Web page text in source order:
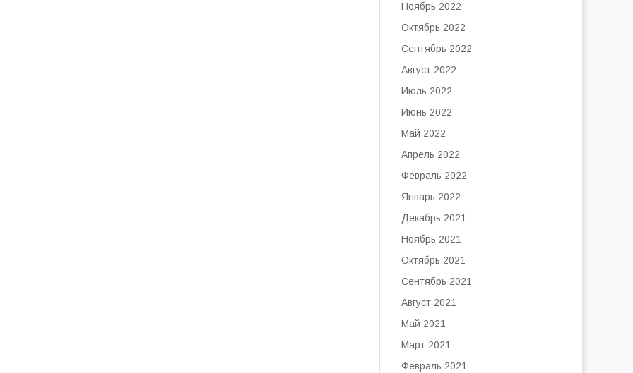
Ноябрь 2022
Октябрь 2022
Сентябрь 2022
Август 2022
Июль 2022
Июнь 2022
Май 2022
Апрель 2022
Февраль 2022
Январь 2022
Декабрь 2021
Ноябрь 2021
Октябрь 2021
Сентябрь 2021
Август 2021
Май 2021
Март 2021
Февраль 2021